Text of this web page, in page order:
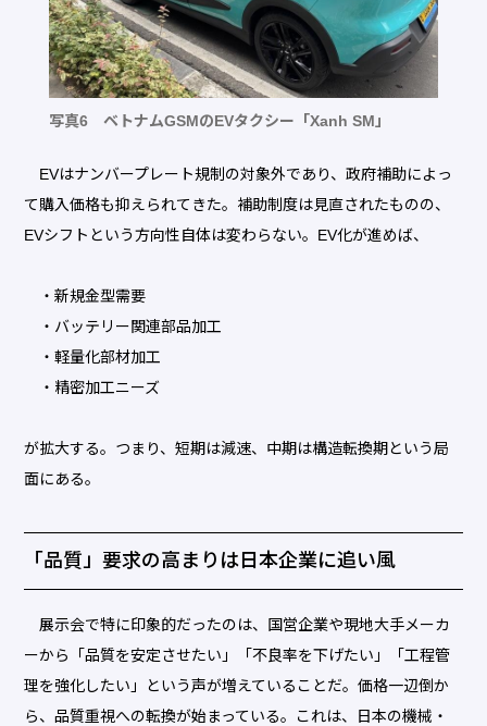
写真6 ベトナムGSMのEVタクシー「Xanh SM」
EVはナンバープレート規制の対象外であり、政府補助によっ
て購入価格も抑えられてきた。補助制度は見直されたものの、
EVシフトという方向性自体は変わらない。EV化が進めば、
・新規金型需要
・バッテリー関連部品加工
・軽量化部材加工
・精密加工ニーズ
が拡大する。つまり、短期は減速、中期は構造転換期という局
面にある。
「品質」要求の高まりは日本企業に追い風
展示会で特に印象的だったのは、国営企業や現地大手メーカ
ーから「品質を安定させたい」「不良率を下げたい」「工程管
理を強化したい」という声が増えていることだ。価格一辺倒か
ら、品質重視への転換が始まっている。これは、日本の機械・